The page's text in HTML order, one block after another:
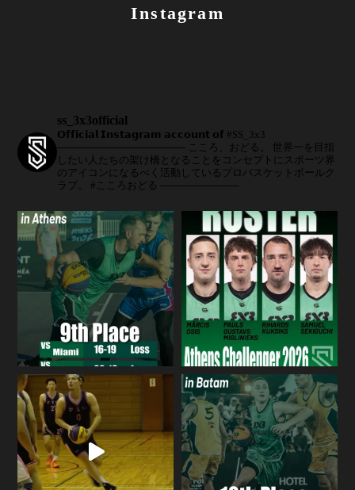
Instagram
ss_3x3official
𝗢𝗳𝗳𝗶𝗰𝗶𝗮𝗹 𝗜𝗻𝘀𝘁𝗮𝗴𝗿𝗮𝗺 𝗮𝗰𝗰𝗼𝘂𝗻𝘁 𝗼𝗳 #SS_3x3
────────────────── こころ、おどる。
世界一を目指
したい人たちの架け橋となることをコンセプトにスポーツ界
のアイコンになるべく活動しているプロバスケットボールク
ラブ。
#こころおどる ───────────